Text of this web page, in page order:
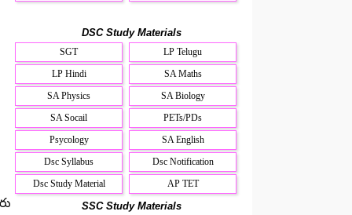
DSC Study Materials
SGT
LP Telugu
LP Hindi
SA Maths
SA Physics
SA Biology
SA Socail
PETs/PDs
Psycology
SA English
Dsc Syllabus
Dsc Notification
Dsc Study Material
AP TET
SSC Study Materials